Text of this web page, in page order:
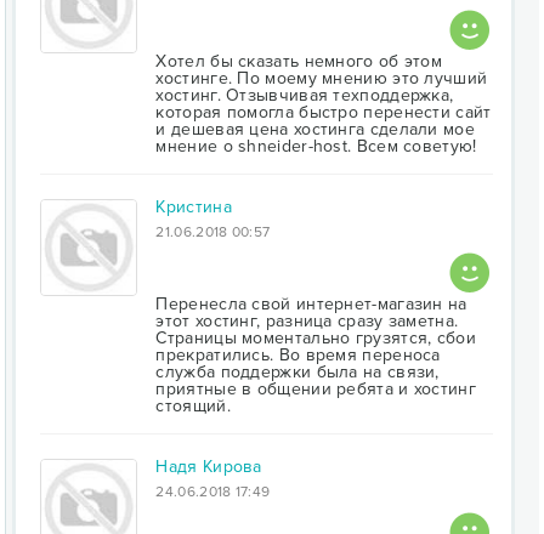
Хотел бы сказать немного об этом
хостинге. По моему мнению это лучший
хостинг. Отзывчивая техподдержка,
которая помогла быстро перенести сайт
и дешевая цена хостинга сделали мое
мнение о shneider-host. Всем советую!
Кристина
21.06.2018 00:57
Перенесла свой интернет-магазин на
этот хостинг, разница сразу заметна.
Страницы моментально грузятся, сбои
прекратились. Во время переноса
служба поддержки была на связи,
приятные в общении ребята и хостинг
стоящий.
Надя Кирова
24.06.2018 17:49